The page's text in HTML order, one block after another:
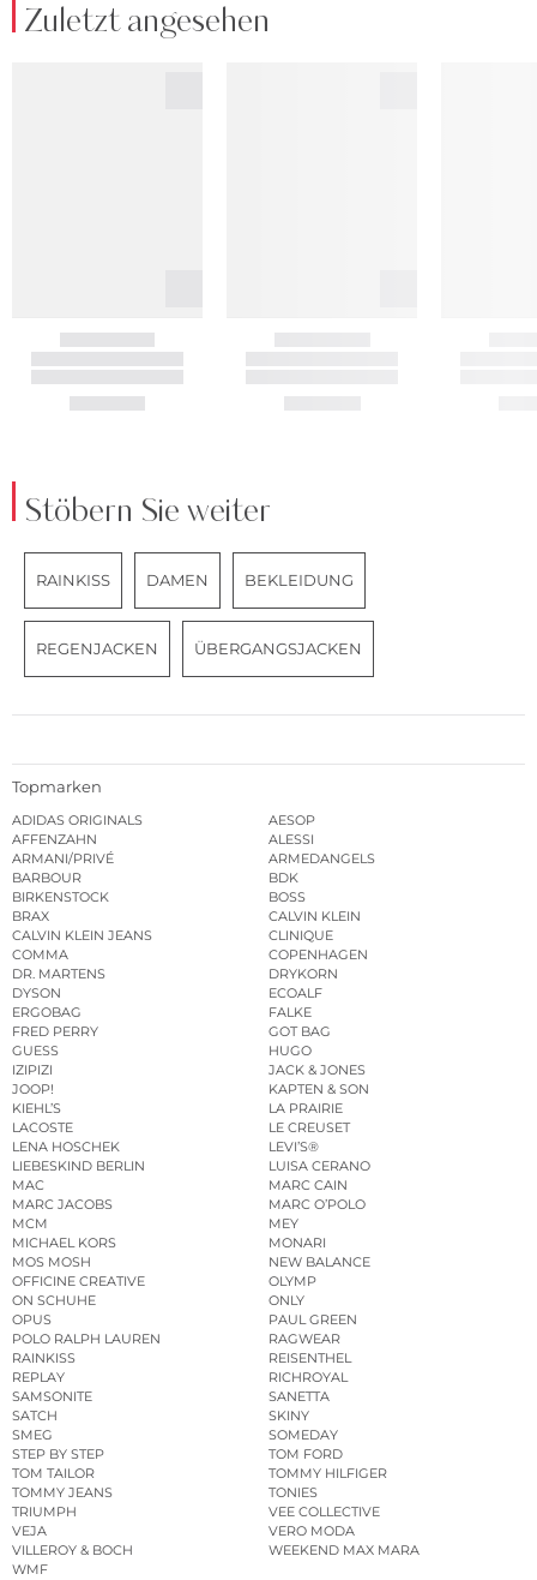
Zuletzt angesehen
Stöbern Sie weiter
RAINKISS DAMEN BEKLEIDUNG
REGENJACKEN ÜBERGANGSJACKEN
Topmarken
ADIDAS ORIGINALS
AESOP
AFFENZAHN
ALESSI
ARMANI/PRIVÉ
ARMEDANGELS
BARBOUR
BDK
BIRKENSTOCK
BOSS
BRAX
CALVIN KLEIN
CALVIN KLEIN JEANS
CLINIQUE
COMMA
COPENHAGEN
DR. MARTENS
DRYKORN
DYSON
ECOALF
ERGOBAG
FALKE
FRED PERRY
GOT BAG
GUESS
HUGO
IZIPIZI
JACK & JONES
JOOP!
KAPTEN & SON
KIEHL’S
LA PRAIRIE
LACOSTE
LE CREUSET
LENA HOSCHEK
LEVI’S®
LIEBESKIND BERLIN
LUISA CERANO
MAC
MARC CAIN
MARC JACOBS
MARC O’POLO
MCM
MEY
MICHAEL KORS
MONARI
MOS MOSH
NEW BALANCE
OFFICINE CREATIVE
OLYMP
ON SCHUHE
ONLY
OPUS
PAUL GREEN
POLO RALPH LAUREN
RAGWEAR
RAINKISS
REISENTHEL
REPLAY
RICHROYAL
SAMSONITE
SANETTA
SATCH
SKINY
SMEG
SOMEDAY
STEP BY STEP
TOM FORD
TOM TAILOR
TOMMY HILFIGER
TOMMY JEANS
TONIES
TRIUMPH
VEE COLLECTIVE
VEJA
VERO MODA
VILLEROY & BOCH
WEEKEND MAX MARA
WMF